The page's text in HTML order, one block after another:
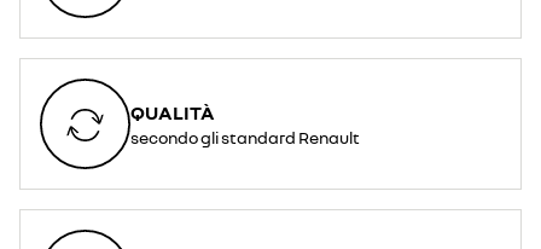
QUALITÀ
secondo gli standard Renault